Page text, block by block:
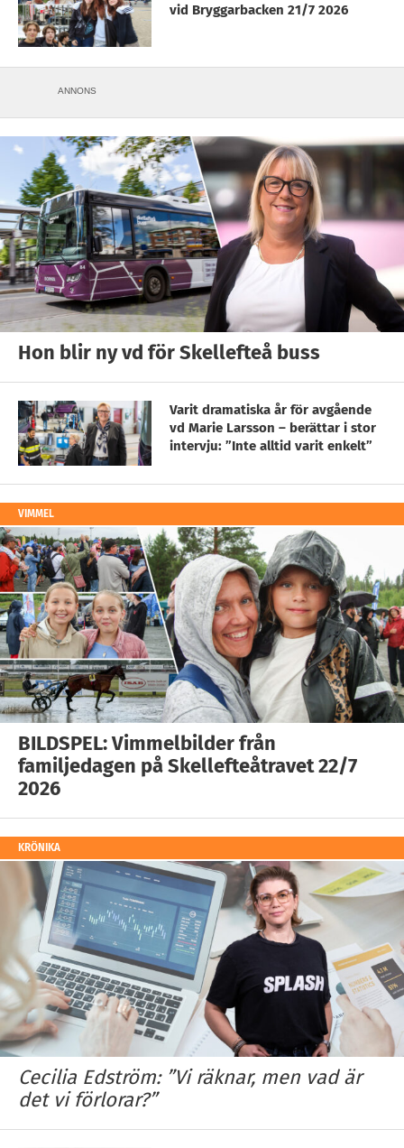
vid Bryggarbacken 21/7 2026
ANNONS
Hon blir ny vd för Skellefteå buss
Varit dramatiska år för avgående
vd Marie Larsson – berättar i stor
intervju: ”Inte alltid varit enkelt”
VIMMEL
BILDSPEL: Vimmelbilder från
familjedagen på Skellefteåtravet 22/7
2026
KRÖNIKA
Cecilia Edström: ”Vi räknar, men vad är
det vi förlorar?”